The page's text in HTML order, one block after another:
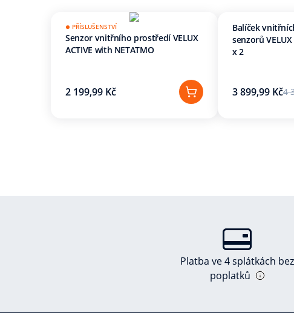
PŘÍSLUŠENSTVÍ
Senzor vnitřního prostředí VELUX
ACTIVE with NETATMO
2 199,99 Kč
Balíček
senzorů VELUX
x 2
3 899,99 Kč4
Platba ve 4 splátkách bez
poplatků